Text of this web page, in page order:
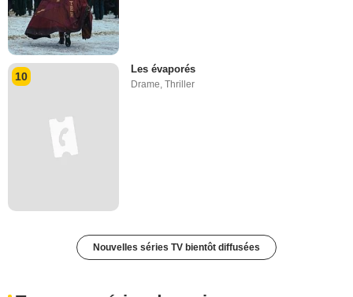
10
Les évaporés
Drame,Thriller
Nouvelles séries TV bientôt diffusées